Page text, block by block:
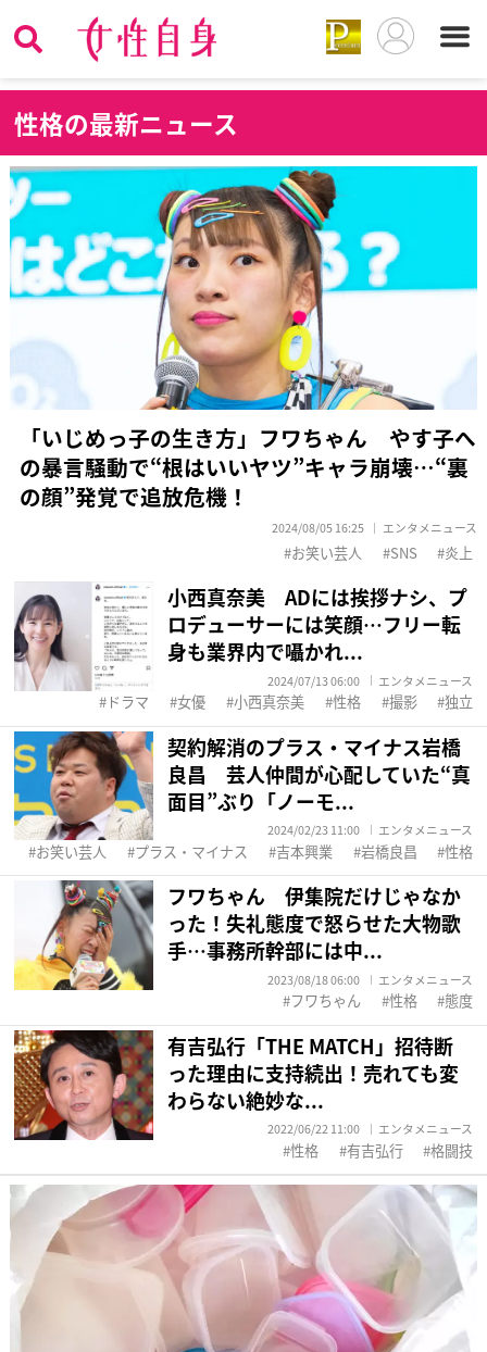
性格の最新ニュース
「いじめっ子の生き方」フワちゃん やす子へ
の暴言騒動で“根はいいヤツ”キャラ崩壊…“裏
の顔”発覚で追放危機！
2024/08/05 16:25 エンタメニュース
お笑い芸人 SNS 炎上
小西真奈美 ADには挨拶ナシ、プ
ロデューサーには笑顔…フリー転
身も業界内で囁かれ...
2024/07/13 06:00 エンタメニュース
ドラマ 女優 小西真奈美 性格 撮影 独立
契約解消のプラス・マイナス岩橋
良昌 芸人仲間が心配していた“真
面目”ぶり「ノーモ...
2024/02/23 11:00 エンタメニュース
お笑い芸人 プラス・マイナス 吉本興業 岩橋良昌 性格
フワちゃん 伊集院だけじゃなか
った！失礼態度で怒らせた大物歌
手…事務所幹部には中...
2023/08/18 06:00 エンタメニュース
フワちゃん 性格 態度
有吉弘行「THE MATCH」招待断
った理由に支持続出！売れても変
わらない絶妙な...
2022/06/22 11:00 エンタメニュース
性格 有吉弘行 格闘技